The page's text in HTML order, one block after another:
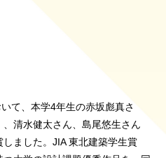
て、本学4年生の赤坂彪真さ
清水健太さん、島尾悠生さん
しました。JIA 東北建築学生賞